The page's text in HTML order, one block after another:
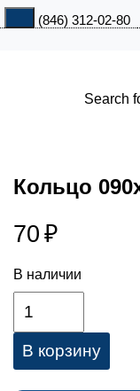
+7 (846) 312-02-80
Search
Кольцо
70 ₽
В наличии
В корзину